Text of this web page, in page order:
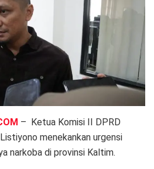
– Ketua Komisi II DPRD
menekankan urgensi
narkoba di provinsi Kaltim.